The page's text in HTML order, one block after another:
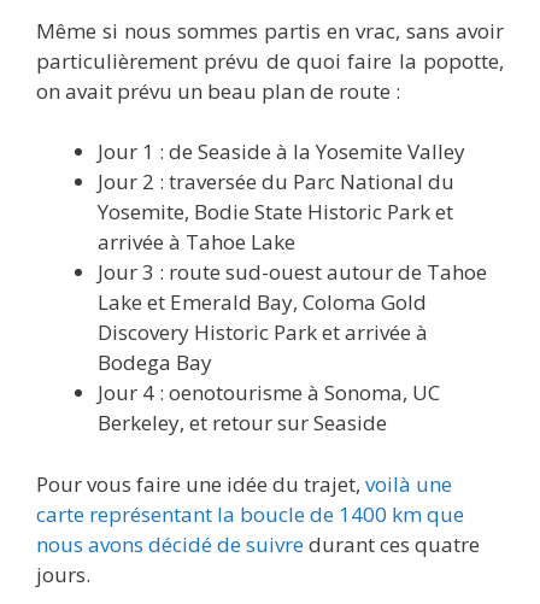
Même si nous sommes partis en vrac, sans avoir
particulièrement prévu de quoi faire la popotte,
on avait prévu un beau plan de route :
Jour 1 : de Seaside à la Yosemite Valley
Jour 2 : traversée du Parc National du
Yosemite, Bodie State Historic Park et
arrivée à Tahoe Lake
Jour 3 : route sud-ouest autour de Tahoe
Lake et Emerald Bay, Coloma Gold
Discovery Historic Park et arrivée à
Bodega Bay
Jour 4 : oenotourisme à Sonoma, UC
Berkeley, et retour sur Seaside
Pour vous faire une idée du trajet, voilà une
carte représentant la boucle de 1400 km que
nous avons décidé de suivredurant ces quatre
jours.